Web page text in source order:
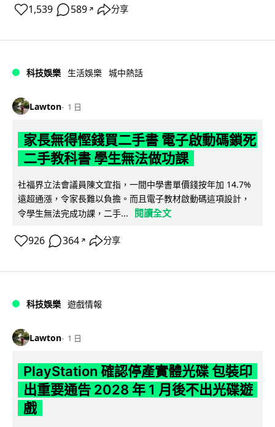
1,539 589 ↗ 分享
科技娛樂 生活娛樂 城中熱話
Lawton 1 日
家長無得慳錢買二手書 電子啟動碼鎖死
二手教科書 學生無法做功課
社福界立法會議員陳文宜指，一間中學書單價錢按年加 14.7%
遠超通漲，令家長難以負擔。而且電子教材啟動碼這項設計，
令學生無法完成功課，二手...
閱讀全文
926 364 ↗ 分享
科技娛樂 遊戲情報
Lawton 1 日
PlayStation 確認停產實體光碟 包裝印
出重要通告 2028 年 1 月後不出光碟遊
戲